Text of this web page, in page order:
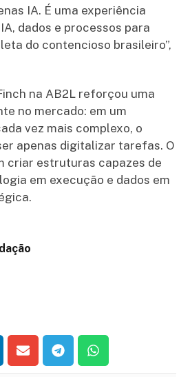
IA. É uma experiência
dados e processos para
do contencioso brasileiro”,
na AB2L reforçou uma
no mercado: em um
vez mais complexo, o
apenas digitalizar tarefas. O
criar estruturas capazes de
em execução e dados em